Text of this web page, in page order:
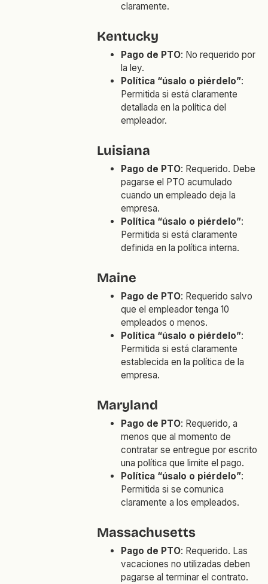
claramente.
Kentucky
Pago de PTO: No requerido por
la ley.
Política “úsalo o piérdelo”:
Permitida si está claramente
detallada en la política del
empleador.
Luisiana
Pago de PTO: Requerido. Debe
pagarse el PTO acumulado
cuando un empleado deja la
empresa.
Política “úsalo o piérdelo”:
Permitida si está claramente
definida en la política interna.
Maine
Pago de PTO: Requerido salvo
que el empleador tenga 10
empleados o menos.
Política “úsalo o piérdelo”:
Permitida si está claramente
establecida en la política de la
empresa.
Maryland
Pago de PTO: Requerido, a
menos que al momento de
contratar se entregue por escrito
una política que limite el pago.
Política “úsalo o piérdelo”:
Permitida si se comunica
claramente a los empleados.
Massachusetts
Pago de PTO: Requerido. Las
vacaciones no utilizadas deben
pagarse al terminar el contrato.